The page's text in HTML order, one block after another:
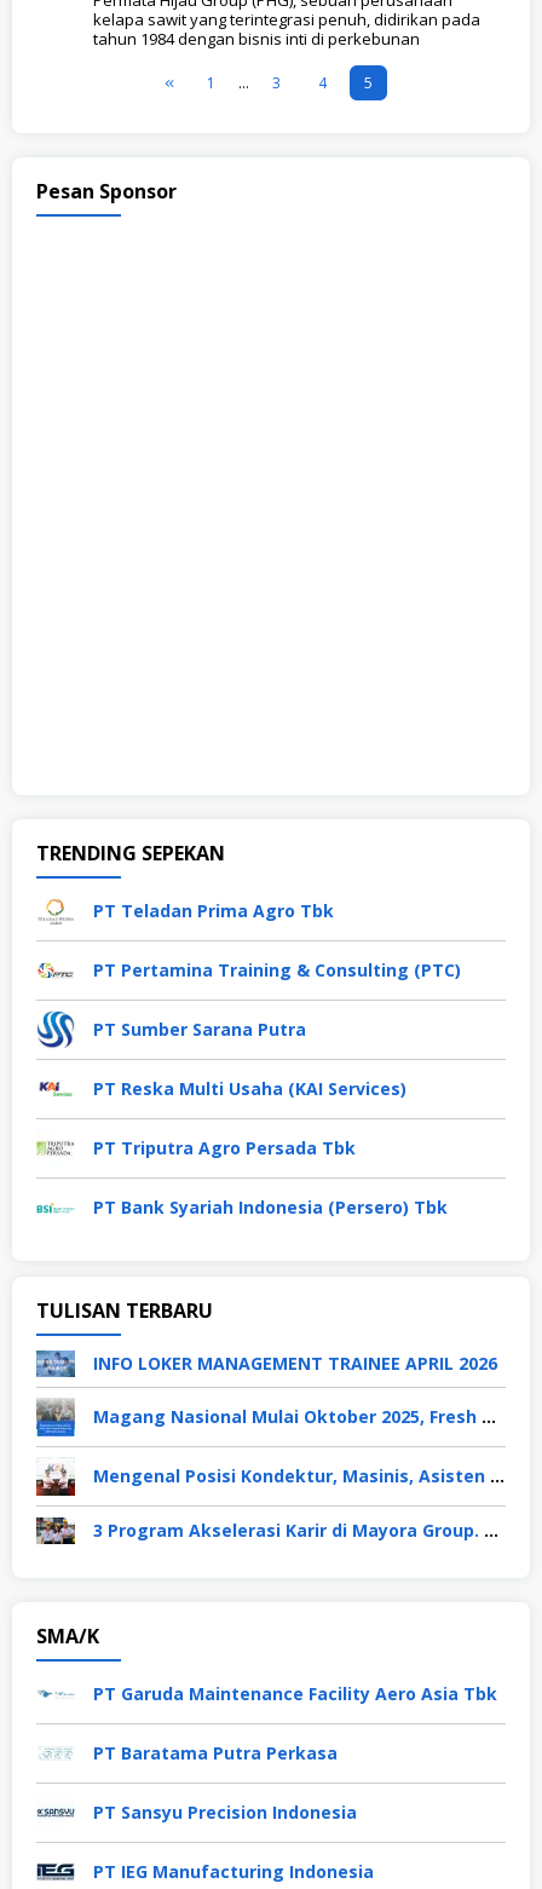
kelapa sawit yang terintegrasi penuh, didirikan pada
tahun 1984 dengan bisnis inti di perkebunan
1 … 3 4 5
Pesan Sponsor
TRENDING SEPEKAN
PT Teladan Prima Agro Tbk
PT Pertamina Training & Consulting (PTC)
PT Sumber Sarana Putra
PT Reska Multi Usaha (KAI Services)
PT Triputra Agro Persada Tbk
PT Bank Syariah Indonesia (Persero) Tbk
TULISAN TERBARU
INFO LOKER MANAGEMENT TRAINEE APRIL 2026
Magang Nasional Mulai Oktober 2025, Fresh Graduate Dapat Gaji UMP Selama 6 Bulan
Mengenal Posisi Kondektur, Masinis, Asisten PPKA, Pemeliharaan Sarana dan Prasarana, Polsuska (Polisi Khusus Kereta Api), di PT KAI
3 Program Akselerasi Karir di Mayora Group. Apa Saja? Berikut Penjelasannya
SMA/K
PT Garuda Maintenance Facility Aero Asia Tbk
PT Baratama Putra Perkasa
PT Sansyu Precision Indonesia
PT IEG Manufacturing Indonesia